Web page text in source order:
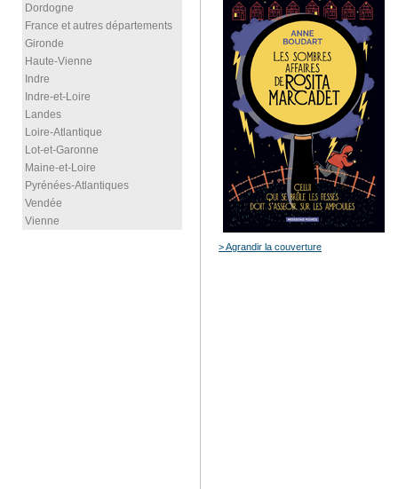
Dordogne
France et autres départements
Gironde
Haute-Vienne
Indre
Indre-et-Loire
Landes
Loire-Atlantique
Lot-et-Garonne
Maine-et-Loire
Pyrénées-Atlantiques
Vendée
Vienne
> Agrandir la couverture